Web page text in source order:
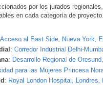
por los jurados
en cada categoría de
Acceso al East Side, Nueva York,
: Corredor Industrial Delhi-
: Desarrollo Regional de
para las Mujeres Princesa
: Royal London Hospital, Londres,